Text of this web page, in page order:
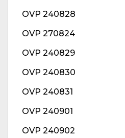
OVP 240828
OVP 270824
OVP 240829
OVP 240830
OVP 240831
OVP 240901
OVP 240902